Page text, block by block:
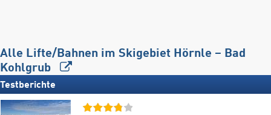
Alle Lifte/Bahnen im Skigebiet Hörnle – Bad
Kohlgrub
Testberichte